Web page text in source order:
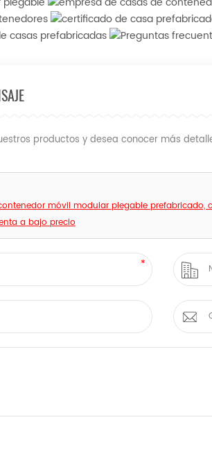
productos y desea conocer más
móvil modular plegable prefabricado,
a bajo precio